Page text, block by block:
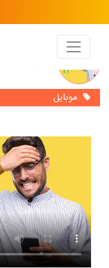
سرعت
موبایل